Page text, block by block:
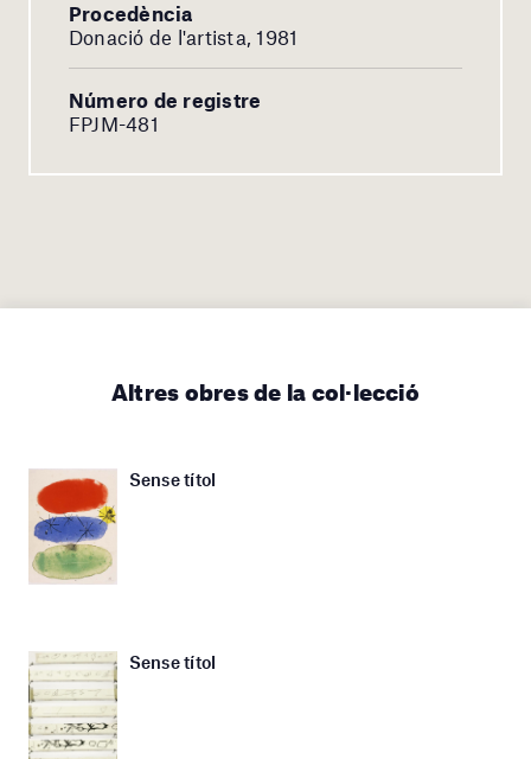
Procedència
Donació de l'artista, 1981
Número de registre
FPJM-481
Altres obres de la col·lecció
Sense títol
Sense títol